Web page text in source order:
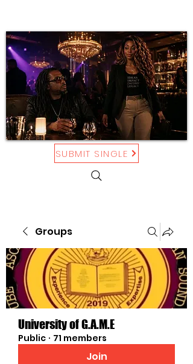
SUBMIT SINGLE
Groups
University of G.A.M.E
Public · 71 members
Join